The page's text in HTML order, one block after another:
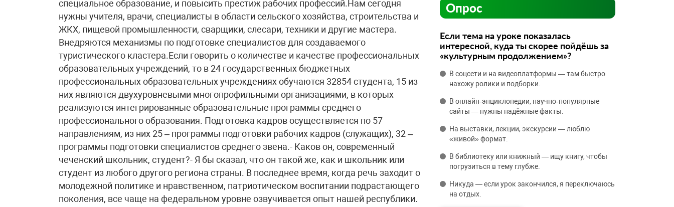
Опрос
Если тема на уроке показалась
интересной, куда ты скорее пойдёшь за
«культурным продолжением»?
В соцсети и на видеоплатформы — там быстро
нахожу ролики и подборки.
В онлайн‑энциклопедии, научно‑популярные
сайты — нужны надёжные факты.
На выставки, лекции, экскурсии — люблю
«живой» формат.
В библиотеку или книжный — ищу книгу, чтобы
погрузиться в тему глубже.
Никуда — если урок закончился, я переключаюсь
на отдых.